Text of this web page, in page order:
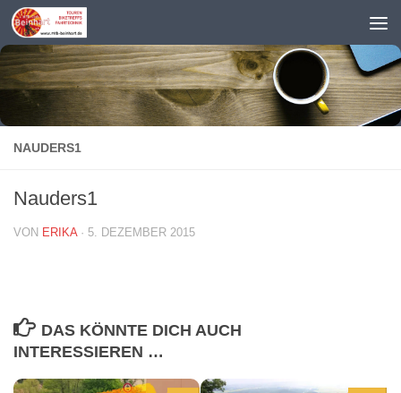
Zum Inhalt springen
NAUDERS1
Nauders1
VON ERIKA · 5. DEZEMBER 2015
DAS KÖNNTE DICH AUCH
INTERESSIEREN …